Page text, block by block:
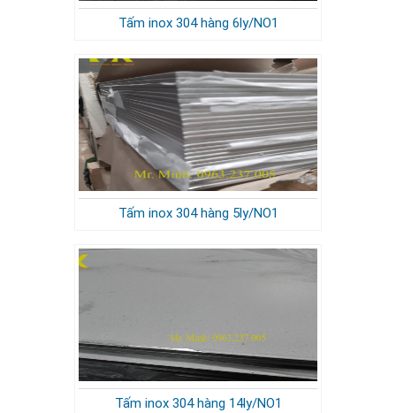
Tấm inox 304 hàng 6ly/NO1
Tấm inox 304 hàng 5ly/NO1
Tấm inox 304 hàng 14ly/NO1